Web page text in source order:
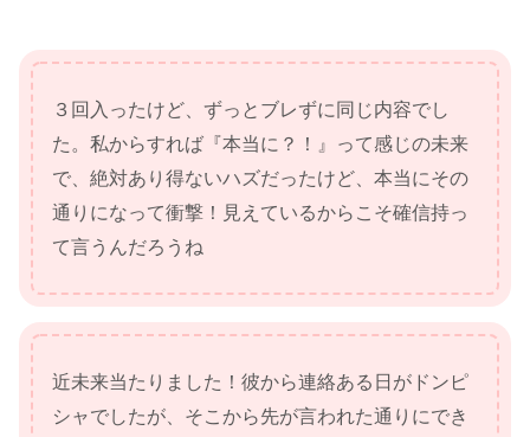
３回入ったけど、ずっとブレずに同じ内容でし
た。私からすれば『本当に？！』って感じの未来
で、絶対あり得ないハズだったけど、本当にその
通りになって衝撃！見えているからこそ確信持っ
て言うんだろうね
近未来当たりました！彼から連絡ある日がドンピ
シャでしたが、そこから先が言われた通りにでき